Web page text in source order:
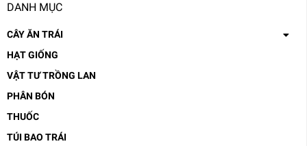
DANH MỤC
CÂY ĂN TRÁI
HẠT GIỐNG
VẬT TƯ TRỒNG LAN
PHÂN BÓN
THUỐC
TÚI BAO TRÁI